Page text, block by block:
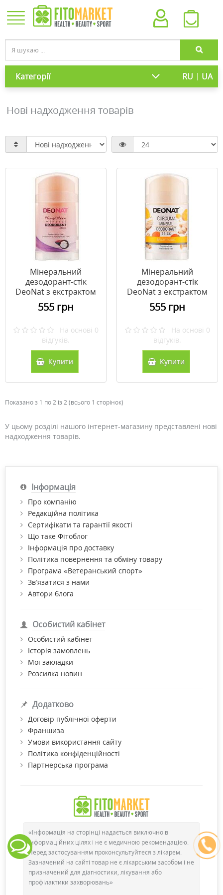
Категорії RU | UA
Нові надходження товарів
Мінеральний
дезодорант-стік
DeoNat з екстрактом
шкірки мангостину
плоский 100 г
555 грн
На основі 0
відгуків.
Купити
Мінеральний
дезодорант-стік
DeoNat з екстрактом
коріння куркуми
плоский 100 г
555 грн
На основі 0
відгуків.
Купити
Показано з 1 по 2 із 2 (всього 1 сторінок)
У цьому розділі нашого інтернет-магазину представлені нові
надходження товарів.
Інформація
Про компанію
Редакційна політика
Сертифікати та гарантії якості
Що таке Фітоблог
Інформація про доставку
Політика повернення та обміну товару
Програма «Ветеранський спорт»
Зв’язатися з нами
Автори блога
Особистий кабінет
Особистий кабінет
Історія замовлень
Мої закладки
Розсилка новин
Додатково
Договір публічної оферти
Франшиза
Умови використання сайту
Політика конфіденційності
Партнерська програма
«Інформація на сторінці надається виключно в
інформаційних цілях і не є медичною рекомендацією.
Перед застосуванням проконсультуйтеся з лікарем.
Зазначений на сайті товар не є лікарським засобом і не
призначений для діагностики, лікування або
профілактики захворювань»